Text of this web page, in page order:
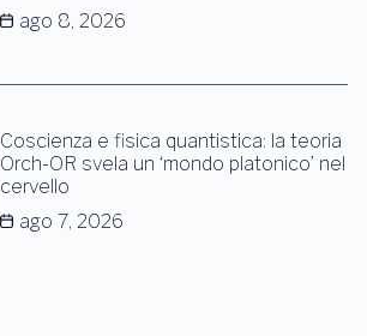
ago 8, 2026
Coscienza e fisica quantistica: la teoria
Orch-OR svela un ‘mondo platonico’ nel
cervello
ago 7, 2026